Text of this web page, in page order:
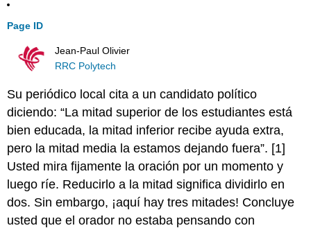
Page ID
Jean-Paul Olivier
RRC Polytech
Su periódico local cita a un candidato político
diciendo: “La mitad superior de los estudiantes está
bien educada, la mitad inferior recibe ayuda extra,
pero la mitad media la estamos dejando fuera”. [1]
Usted mira fijamente la oración por un momento y
luego ríe. Reducirlo a la mitad significa dividirlo en
dos. Sin embargo, ¡aquí hay tres mitades! Concluye
usted que el orador no estaba pensando con